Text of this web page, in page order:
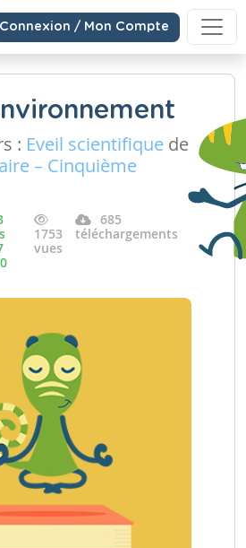
Connexion / Mon Compte
: Eveil scientifique de
– Cinquième
1753
vues
685
téléchargements